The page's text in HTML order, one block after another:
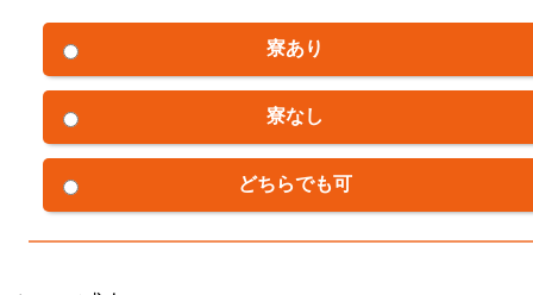
寮あり
寮なし
どちらでも可